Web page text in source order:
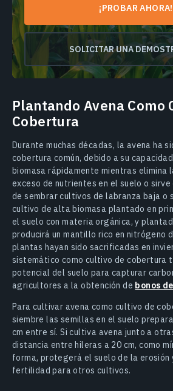
¡PROBAR AHORA!
SOLICITAR UNA
Plantando Avena Como
Cobertura
Durante muchas décadas, la avena ha
cobertura común, debido a su
biomasa rápidamente mientras elimina
exceso de nutrientes en el suelo o
de sembrar cultivos de labranza baja o
cultivo de alta biomasa plantado en
el suelo con materia orgánica, y
producirá un mantillo rico en nitrógeno
plantas hayan sido sacrificadas en
sistemático como cultivo de cobertura
potencial del suelo para capturar
agricultores a la obtención de bonos
Para cultivar avena como cultivo de
siembre las semillas en el suelo
cm entre sí. Si cultiva avena junto a
distancia entre hileras a 20 cm, como
forma, protegerá el suelo de la erosión
fertilidad para otros cultivos.